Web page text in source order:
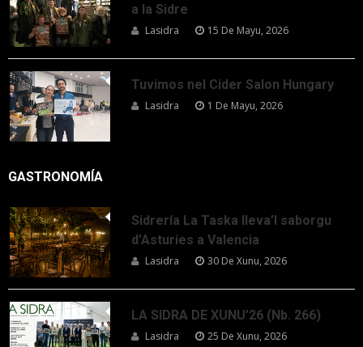
a la Sidre
Lasidra 15 De Mayu, 2026
Tuvimos nel Cider Salon Hungary
Lasidra 1 De Mayu, 2026
GASTRONOMÍA
Sidrería La Taska lleva’l saborgu
d’Asturies a Valencia
Lasidra 30 De Xunu, 2026
LA SIDRA DE XUNU’26 (Nb. 266)
Lasidra 25 De Xunu, 2026